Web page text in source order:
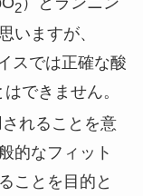
2
いますが、
スでは正確な酸
できません。
れることを意
的なフィット
ことを目的と